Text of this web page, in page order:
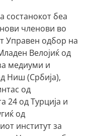
состанокот беа
членови во
Управен одбор на
Велојиќ од
медиуми и
Ниш (Србија),
од
24 од Турција и
од
институт за